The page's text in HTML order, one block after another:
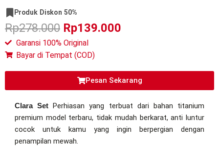
Produk Diskon 50%
Rp278.000 Rp139.000
Garansi 100% Original
Bayar di Tempat (COD)
Pesan Sekarang
Clara SetPerhiasan yang terbuat dari bahan titanium
premium model terbaru, tidak mudah berkarat, anti luntur
cocok untuk kamu yang ingin berpergian dengan
penampilan mewah.